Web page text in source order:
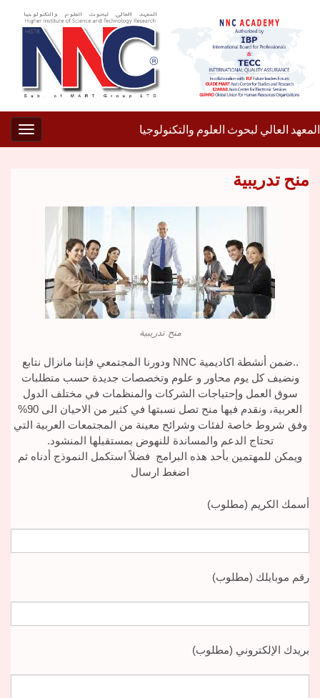
المعهد العالي لبحوث العلوم والتكنولوجيا
منح تدريبية
منح تدريبية
..ضمن أنشطة اكاديمية NNC ودورنا المجتمعي فإننا مانزال نتابع
ونضيف كل يوم محاور و علوم وتخصصات جديدة حسب متطلبات
سوق العمل وإحتياجات الشركات والمنظمات في مختلف الدول
العربية، ونقدم فيها منح تصل نسبتها في كثير من الاحيان الى 90%
وفق شروط خاصة لفئات وشرائح معينة من المجتمعات العربية التي
تحتاج الدعم والمساندة للنهوض بمستقبلها المنشود.
ويمكن للمهتمين بأحد هذه البرامج فضلاً استكمل النموذج أدناه ثم
اضغط ارسال
أسمك الكريم (مطلوب)
رقم موبايلك (مطلوب)
بريدك الإلكتروني (مطلوب)